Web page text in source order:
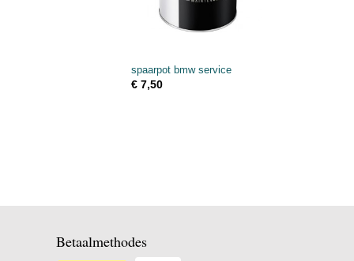
spaarpot bmw service
€ 7,50
Betaalmethodes